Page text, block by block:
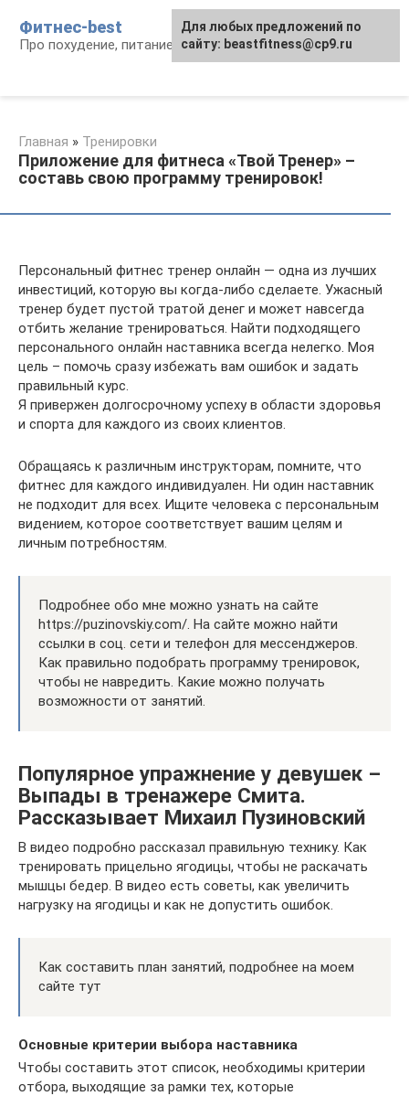
контенту
Фитнес-best
Про похудение, питание и фитнес
Главная » Тренировки
Приложение для фитнеса «Твой Тренер» –
составь свою программу тренировок!
Персональный фитнес тренер онлайн — одна из лучших
инвестиций, которую вы когда-либо сделаете. Ужасный
тренер будет пустой тратой денег и может навсегда
отбить желание тренироваться. Найти подходящего
персонального онлайн наставника всегда нелегко. Моя
цель – помочь сразу избежать вам ошибок и задать
правильный курс.
Я привержен долгосрочному успеху в области здоровья
и спорта для каждого из своих клиентов.
Обращаясь к различным инструкторам, помните, что
фитнес для каждого индивидуален. Ни один наставник
не подходит для всех. Ищите человека с персональным
видением, которое соответствует вашим целям и
личным потребностям.
Подробнее обо мне можно узнать на сайте
https://puzinovskiy.com/. На сайте можно найти
ссылки в соц. сети и телефон для мессенджеров.
Как правильно подобрать программу тренировок,
чтобы не навредить. Какие можно получать
возможности от занятий.
Популярное упражнение у девушек –
Выпады в тренажере Смита.
Рассказывает Михаил Пузиновский
В видео подробно рассказал правильную технику. Как
тренировать прицельно ягодицы, чтобы не раскачать
мышцы бедер. В видео есть советы, как увеличить
нагрузку на ягодицы и как не допустить ошибок.
Как составить план занятий, подробнее на моем
сайте тут
Основные критерии выбора наставника
Чтобы составить этот список, необходимы критерии
отбора, выходящие за рамки тех, которые
Для любых предложений по
сайту: beastfitness@cp9.ru